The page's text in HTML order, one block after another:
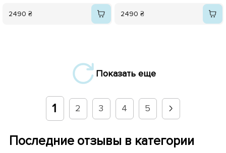
2490 ₴ 2490 ₴
Показать еще
1 2 3 4 5
Последние отзывы в категории